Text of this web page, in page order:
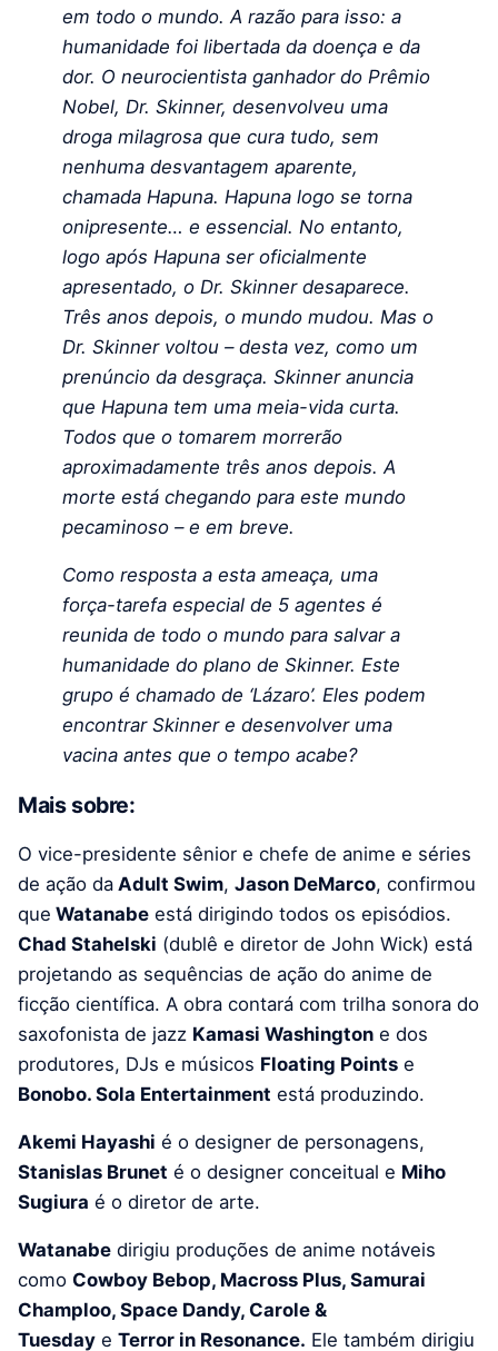
em todo o mundo. A razão para isso: a
humanidade foi libertada da doença e da
dor. O neurocientista ganhador do Prêmio
Nobel, Dr. Skinner, desenvolveu uma
droga milagrosa que cura tudo, sem
nenhuma desvantagem aparente,
chamada Hapuna. Hapuna logo se torna
onipresente… e essencial. No entanto,
logo após Hapuna ser oficialmente
apresentado, o Dr. Skinner desaparece.
Três anos depois, o mundo mudou. Mas o
Dr. Skinner voltou – desta vez, como um
prenúncio da desgraça. Skinner anuncia
que Hapuna tem uma meia-vida curta.
Todos que o tomarem morrerão
aproximadamente três anos depois. A
morte está chegando para este mundo
pecaminoso – e em breve.
Como resposta a esta ameaça, uma
força-tarefa especial de 5 agentes é
reunida de todo o mundo para salvar a
humanidade do plano de Skinner. Este
grupo é chamado de ‘Lázaro’. Eles podem
encontrar Skinner e desenvolver uma
vacina antes que o tempo acabe?
Mais sobre:
O vice-presidente sênior e chefe de anime e séries
de ação da Adult Swim, Jason DeMarco, confirmou
que Watanabe está dirigindo todos os episódios.
Chad Stahelski (dublê e diretor de John Wick) está
projetando as sequências de ação do anime de
ficção científica. A obra contará com trilha sonora do
saxofonista de jazz Kamasi Washington e dos
produtores, DJs e músicos Floating Points e
Bonobo. Sola Entertainment está produzindo.
Akemi Hayashi é o designer de personagens,
Stanislas Brunet é o designer conceitual e Miho
Sugiura é o diretor de arte.
Watanabe dirigiu produções de anime notáveis ​​
como Cowboy Bebop, Macross Plus, Samurai
Champloo, Space Dandy, Carole &
Tuesday e Terror in Resonance. Ele também dirigiu